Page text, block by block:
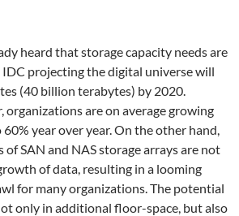
heard that storage capacity needs are
projecting the digital universe will
(40 billion terabytes) by 2020.
organizations are on average growing
year over year. On the other hand,
of SAN and NAS storage arrays are not
of data, resulting in a looming
for many organizations. The potential
only in additional floor-space, but also